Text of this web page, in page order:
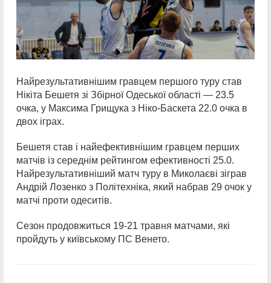
Найрезультативнішим гравцем першого туру став
Нікіта Бешетя зі Збірної Одеської області — 23.5
очка, у Максима Грищука з Ніко-Баскета 22.0 очка в
двох іграх.
Бешетя став і найефективнішим гравцем перших
матчів із середнім рейтингом ефективності 25.0.
Найрезультативніший матч туру в Миколаєві зіграв
Андрій Лозенко з Політехніка, який набрав 29 очок у
матчі проти одеситів.
Сезон продовжиться 19-21 травня матчами, які
пройдуть у київському ПС Венето.